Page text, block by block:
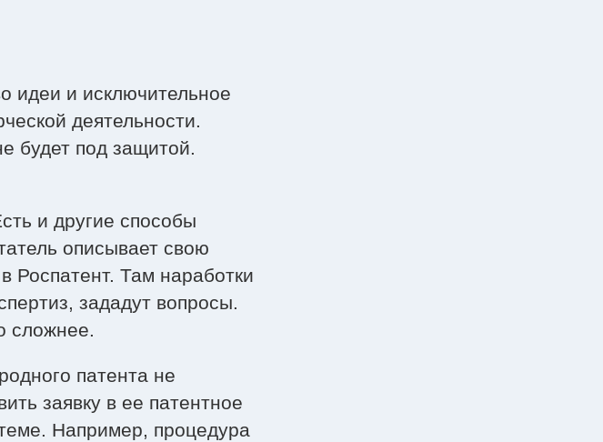
идеи и исключительное
деятельности.
будет под защитой.
и другие способы
описывает свою
Роспатент. Там наработки
зададут вопросы.
сложнее.
патента не
заявку в ее патентное
Например, процедура